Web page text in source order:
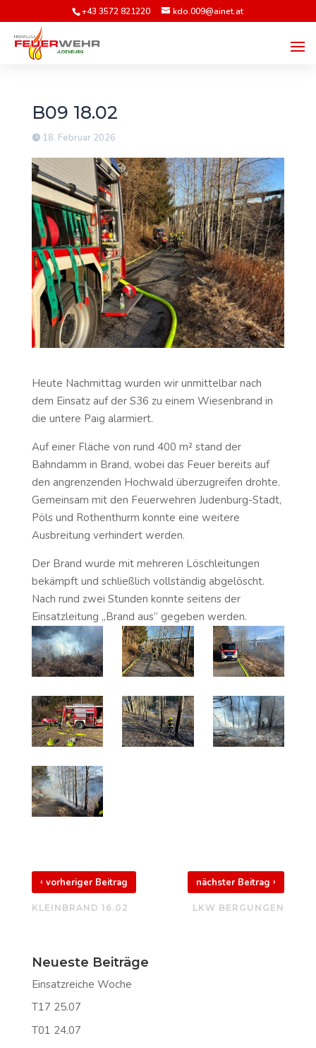
+43 3572 821220 kdo.009@ainet.at
B09 18.02
18. Februar 2026
Heute Nachmittag wurden wir unmittelbar nach
dem Einsatz auf der S36 zu einem Wiesenbrand in
die untere Paig alarmiert.
Auf einer Fläche von rund 400 m² stand der
Bahndamm in Brand, wobei das Feuer bereits auf
den angrenzenden Hochwald überzugreifen drohte.
Gemeinsam mit den Feuerwehren Judenburg-Stadt,
Pöls und Rothenthurm konnte eine weitere
Ausbreitung verhindert werden.
Der Brand wurde mit mehreren Löschleitungen
bekämpft und schließlich vollständig abgelöscht.
Nach rund zwei Stunden konnte seitens der
Einsatzleitung „Brand aus“ gegeben werden.
‹ vorheriger Beitrag
KLEINBRAND 16.02
nächster Beitrag›
LKW BERGUNGEN
Neueste Beiträge
Einsatzreiche Woche
T17 25.07
T01 24.07